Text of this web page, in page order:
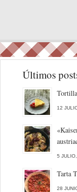
Últimos
12
5
Tarta
28